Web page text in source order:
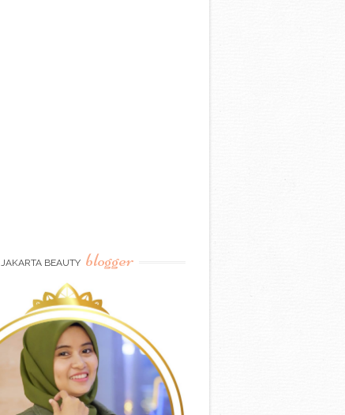
JAKARTA BEAUTY blogger